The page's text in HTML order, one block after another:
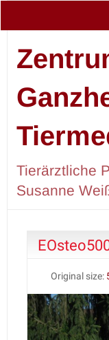
Tierärztliche
Susanne
Original size: